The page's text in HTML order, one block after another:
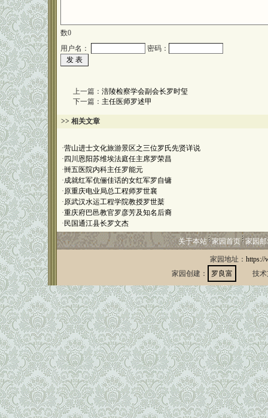
数0
用户名：
密码：
上一篇： 涪陵检察学会副会长罗时玺
下一篇： 主任医师罗述甲
>> 相关文章
·营山进士文化旅游景区之三位罗氏先贤详说
· 四川恩阳苏维埃法庭任主席罗荣昌
·卌五医院内科主任罗能元
·成就红军伉俪佳话的女红军罗自镛
·原重庆电业局总工程师罗世襄
·原武汉水运工程学院教授罗世棻
·重庆府巴邑教官罗彦芳及知名后裔
· 民国通江县长罗文杰
关于本站 家园首页 家园
家园地址： https://
家园创建：
罗良富 技术